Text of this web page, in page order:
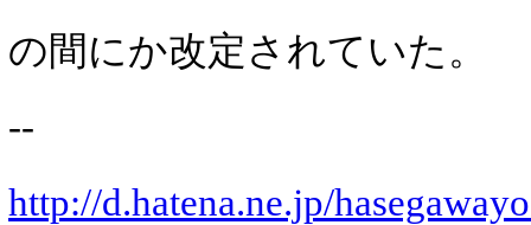
の間にか改定されていた。
--
http://d.hatena.ne.jp/